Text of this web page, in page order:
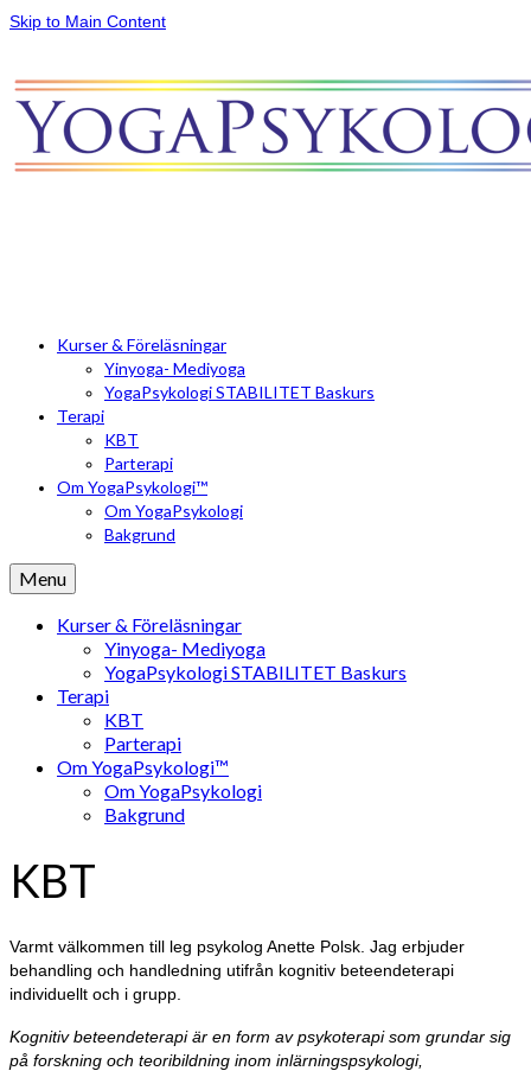
Skip to Main Content
Kurser & Föreläsningar
Yinyoga- Mediyoga
YogaPsykologi STABILITET Baskurs
Terapi
KBT
Parterapi
Om YogaPsykologi™
Om YogaPsykologi
Bakgrund
Menu
Kurser & Föreläsningar
Yinyoga- Mediyoga
YogaPsykologi STABILITET Baskurs
Terapi
KBT
Parterapi
Om YogaPsykologi™
Om YogaPsykologi
Bakgrund
KBT
Varmt välkommen till leg psykolog Anette Polsk. Jag erbjuder
behandling och handledning utifrån kognitiv beteendeterapi
individuellt och i grupp.
Kognitiv beteendeterapi är en form av psykoterapi som grundar sig
på forskning och teoribildning inom inlärningspsykologi,